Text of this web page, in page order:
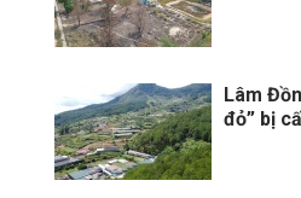
Lâm
đỏ” bị